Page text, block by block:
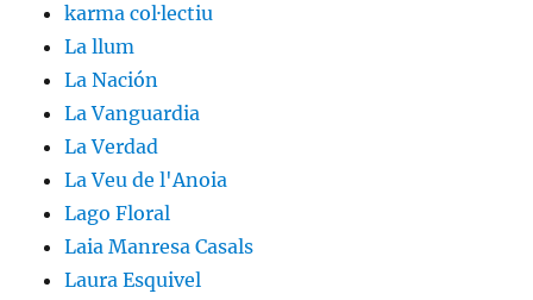
karma col·lectiu
La llum
La Nación
La Vanguardia
La Verdad
La Veu de l'Anoia
Lago Floral
Laia Manresa Casals
Laura Esquivel